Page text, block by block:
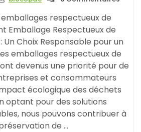
respectueux de
Emballage Respectueux de
Un Choix Responsable pour un
emballages respectueux de
devenus une priorité pour de
et consommateurs
écologique des déchets
optant pour des solutions
nous pouvons contribuer à
de …